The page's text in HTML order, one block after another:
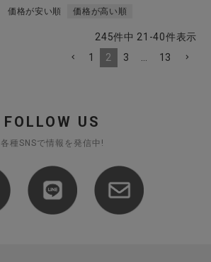
価格が安い順 価格が高い順
245件中 21 -40件表示
1
2 3 … 13
FOLLOW US
各種SNSで情報を発信中!